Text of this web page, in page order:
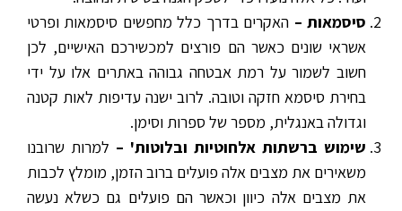
סיסמאות – האקרים בדרך כלל מחפשים סיסמאות ופרטי
אשראי שונים כאשר הם פורצים למכשירכם האישיים, לכן
חשוב לשמור על רמת אבטחה גבוהה באתרים אלו על ידי
בחירת סיסמא חזקה וטובה. לרוב ישנה עדיפות לאות קטנה
וגדולה באנגלית, מספר של ספרות וסימן.
שימוש ברשתות אלחוטיות ובלוטות' – למרות שרובנו
משאירים את מצבים אלה פועלים ברוב הזמן, מומלץ לכבות
את מצבים אלה כיוון וכאשר הם פועלים גם כשלא נעשה